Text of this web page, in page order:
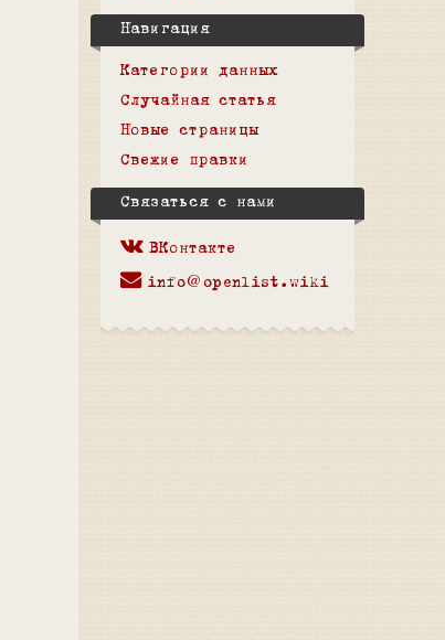
Навигация
Категории данных
Случайная статья
Новые страницы
Свежие правки
Связаться с нами
ВКонтакте
info@openlist.wiki